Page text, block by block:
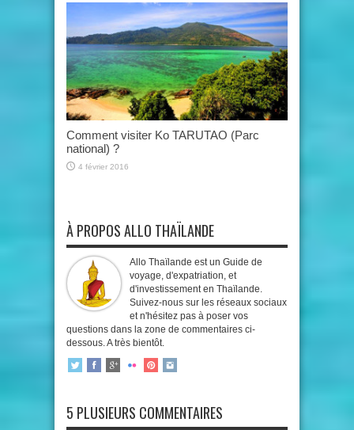
Comment visiter Ko TARUTAO (Parc
national) ?
4 février 2016
À PROPOS ALLO THAÏLANDE
Allo Thaïlande est un Guide de
voyage, d'expatriation, et
d'investissement en Thaïlande.
Suivez-nous sur les réseaux sociaux
et n'hésitez pas à poser vos
questions dans la zone de commentaires ci-
dessous. A très bientôt.
5 PLUSIEURS COMMENTAIRES